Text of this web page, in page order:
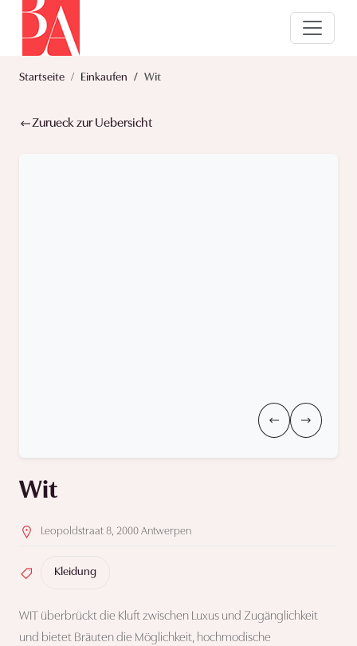
Startseite Einkaufen Wit
Zurueck zur Uebersicht
Wit
Leopoldstraat 8, 2000 Antwerpen
Kleidung
WIT überbrückt die Kluft zwischen Luxus und Zugänglichkeit
und bietet Bräuten die Möglichkeit, hochmodische